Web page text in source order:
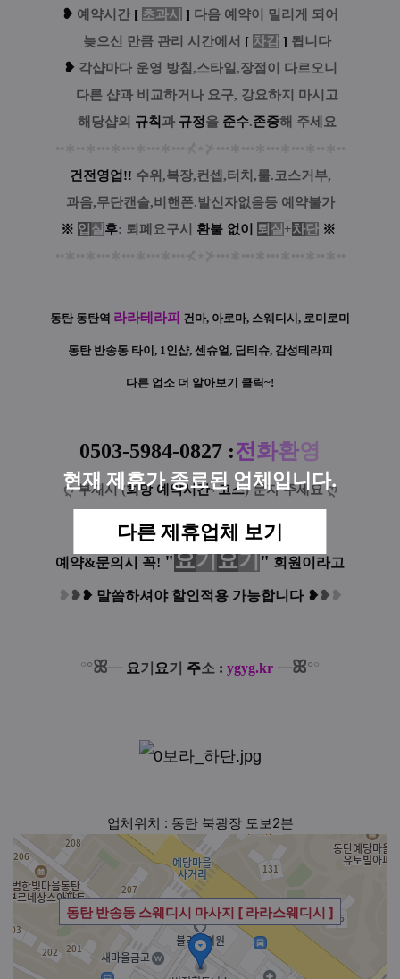
현재 제휴가 종료된 업체입니다.
다른 제휴업체 보기
❥ 예 약시간 [ 초과시 ] 다음 예약이 밀리게 되어
늦으신 만큼 관리 시간에서 [ 차감 ] 됩니다
❥ 각샵마다 운영 방침,스타일,장점이 다르오니
다른 샵과 비교하거나 요구, 강요하지 마시고
해당샵의 규칙 과 규정을 준수.존중해 주세요
건전영업!! 수위,복장,컨셉,터치,룰.코스거부,
과음,무단캔슬,비핸폰.발신자없음등 예약불가
※ 입 실 후: 퇴폐요구시 환불 없이 퇴 실 +차단 ※
동탄 동탄역 라라테라피 건마, 아로마, 스웨디시, 로미로미
동탄 반송동 타이, 1인샵, 센슈얼, 딥티슈, 감성테라피
다른 업소 더 알아보기 클릭~!
0503-5984-0827 :전화환영
ღ부재시 (희망 예약시간+코스) 문자 주세요ღ
예약&문의시 꼭! "요기요기" 회원이라고
❥ ❥❥ 말씀하셔야 할인적용 가능합니다 ❥❥ ❥
°°ꕤ┈ 요기 요기 주소 : ygyg.kr ┈ꕤ°°
업체위치 : 동탄 북광장 도보2분
동탄 반송동 스웨디시 마사지 [ 라라스웨디시 ]